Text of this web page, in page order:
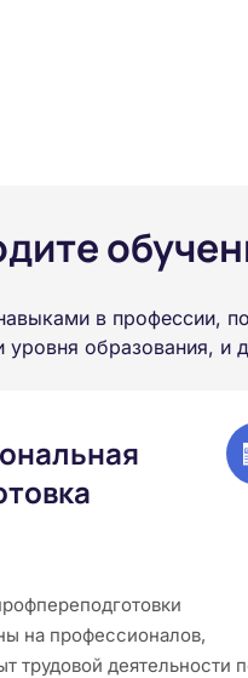
в профессии,
образования, и
на профессионалов,
трудовой деятельности